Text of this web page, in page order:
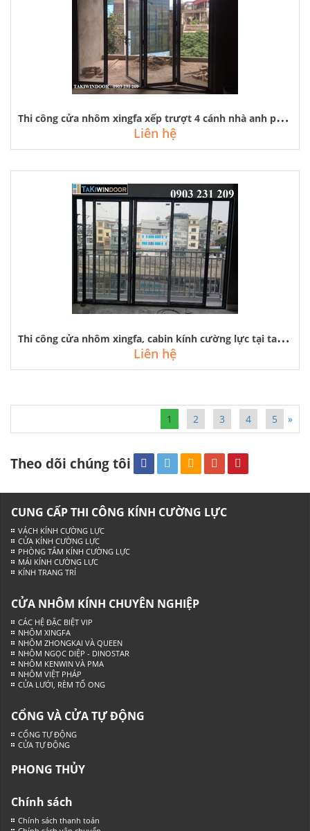
T
hi công cửa nhôm xingfa xếp trượt 4 cánh nhà anh phương - tây hồ, hà nội
Liên hệ
T
hi công cửa nhôm xingfa, cabin kính cường lực tại tam hiệp thanh trì
Liên hệ
1 2 3 4 5 »
Theo dõi chúng tôi
CUNG CẤP THI CÔNG KÍNH CƯỜNG LỰC
VÁCH KÍNH CƯỜNG LỰC
CỬA KÍNH CƯỜNG LỰC
PHÒNG TẮM KÍNH CƯỜNG LỰC
MÁI KÍNH CƯỜNG LỰC
KÍNH TRANG TRÍ
CỬA NHÔM KÍNH CHUYÊN NGHIỆP
CÁC HỆ ĐẶC BIỆT VIP
NHÔM XINGFA
NHÔM ZHONGKAI VÀ QUEEN
NHÔM NGỌC DIỆP - DINOSTAR
NHÔM KENWIN VÀ PMA
NHÔM VIỆT PHÁP
CỬA LƯỚI, RÈM TỔ ONG
CỔNG VÀ CỬA TỰ ĐỘNG
CỔNG TỰ ĐỘNG
CỬA TỰ ĐỘNG
PHONG THỦY
Chính sách
Chính sách thanh toán